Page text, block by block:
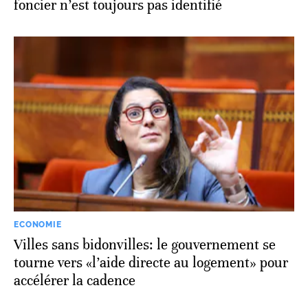
foncier n’est toujours pas identifié
ECONOMIE
Villes sans bidonvilles: le gouvernement se
tourne vers «l’aide directe au logement» pour
accélérer la cadence